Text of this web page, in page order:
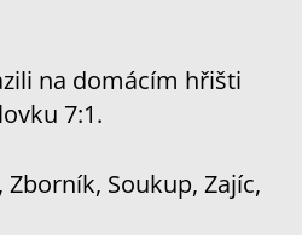
na domácím hřišti
7:1.
Zborník, Soukup, Zajíc,